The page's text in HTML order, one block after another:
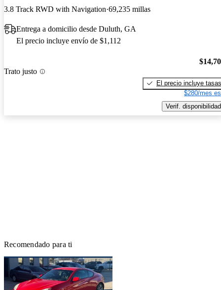
3.8 Track RWD with Navigation 69,235 millas
Entrega a domicilio desde Duluth, GA
El precio incluye envío de $1,112
Trato justo
El precio incluye tasas
$280/mes
Verif. disponibilidad
Recomendado para ti